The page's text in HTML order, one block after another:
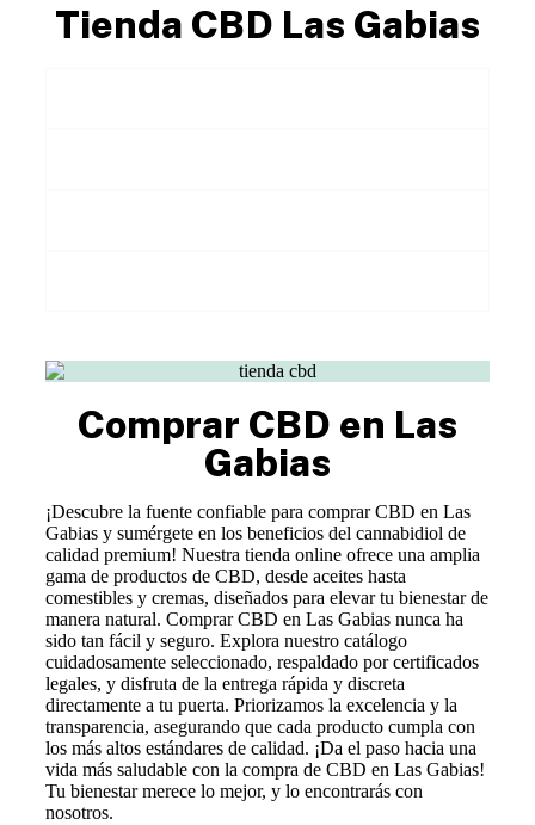
Tienda CBD Las Gabias
Comprar CBD en Las
Gabias
¡Descubre la fuente confiable para comprar CBD en Las
Gabias y sumérgete en los beneficios del cannabidiol de
calidad premium! Nuestra tienda online ofrece una amplia
gama de productos de CBD, desde aceites hasta
comestibles y cremas, diseñados para elevar tu bienestar de
manera natural. Comprar CBD en Las Gabias nunca ha
sido tan fácil y seguro. Explora nuestro catálogo
cuidadosamente seleccionado, respaldado por certificados
legales, y disfruta de la entrega rápida y discreta
directamente a tu puerta. Priorizamos la excelencia y la
transparencia, asegurando que cada producto cumpla con
los más altos estándares de calidad. ¡Da el paso hacia una
vida más saludable con la compra de CBD en Las Gabias!
Tu bienestar merece lo mejor, y lo encontrarás con
nosotros.